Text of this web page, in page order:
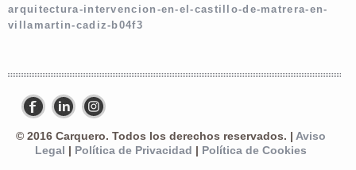
arquitectura-intervencion-en-el-castillo-de-matrera-en-
villamartin-cadiz-b04f3
© 2016 Carquero. Todos los derechos reservados. | Aviso
Legal | Política de Privacidad | Política de Cookies